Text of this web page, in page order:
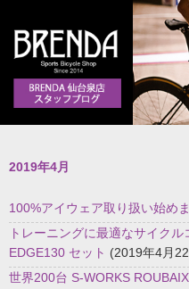
2019年4月
100%アイウェア取り扱い始め
トレーニングに最適なサイク
EDGE130 セット (2019年4月
世界200台 S-WORKS